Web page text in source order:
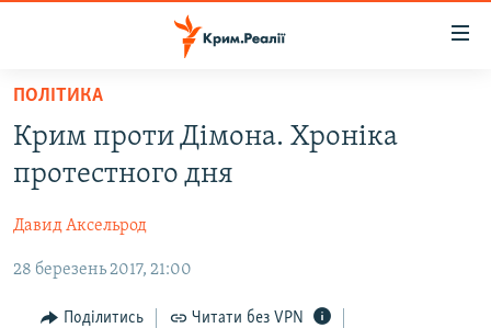
Перейти
основного
матеріалу
Перейти
до
навігації
Перейти
ВОДА.КРИМ
ВІДЕО ТА ФОТО
ПОЛІТИКА
БЛОГИ
ПОГЛЯД
ПОЛІТИКА
Крим проти Дімона. Хроніка
протестного дня
Давид Аксельрод
28 березень 2017, 21:00
Поділитись Читати без VPN